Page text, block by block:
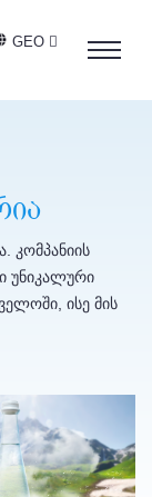
GEO
კომპანიის
უნიკალური
ისე მის